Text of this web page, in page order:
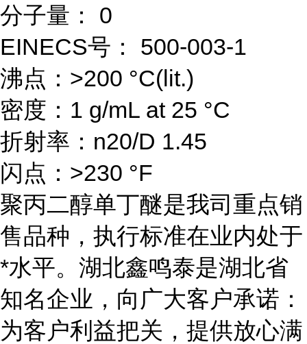
分子量： 0
EINECS号： 500-003-1
沸点：>200 °C(lit.)
密度：1 g/mL at 25 °C
折射率：n20/D 1.45
闪点：>230 °F
聚丙二醇单丁醚是我司重点销
售品种，执行标准在业内处于
*水平。湖北鑫鸣泰是湖北省
知名企业，向广大客户承诺：
为客户利益把关，提供放心满